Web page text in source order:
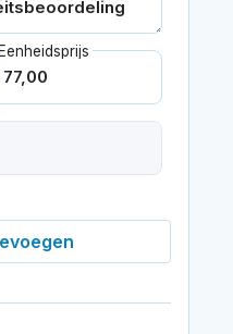
Eenheidsprijs